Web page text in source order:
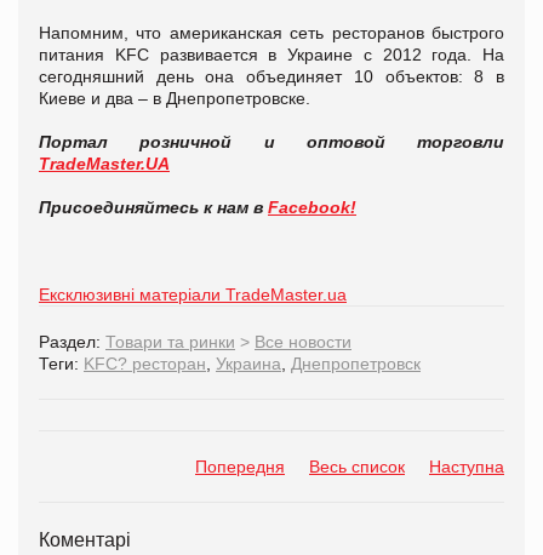
Напомним, что американская сеть ресторанов быстрого
питания KFC развивается в Украине с 2012 года. На
сегодняшний день она объединяет 10 объектов: 8 в
Киеве и два – в Днепропетровске.
Портал розничной и оптовой торговли
TradeMaster.UA
Присоединяйтесь к нам в Facebook!
Ексклюзивні матеріали TradeMaster.ua
Раздел: Товари та ринки > Все новости
Теги: KFC? ресторан Украина Днепропетровск
Попередня Весь список Наступна
Коментарі